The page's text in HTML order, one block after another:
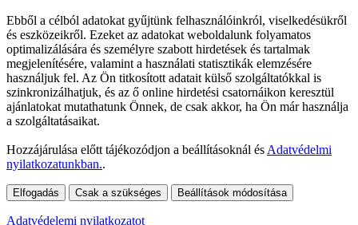
Ebből a célból adatokat gyűjtünk felhasználóinkról, viselkedésükről
és eszközeikről. Ezeket az adatokat weboldalunk folyamatos
optimalizálására és személyre szabott hirdetések és tartalmak
megjelenítésére, valamint a használati statisztikák elemzésére
használjuk fel. Az Ön titkosított adatait külső szolgáltatókkal is
szinkronizálhatjuk, és az ő online hirdetési csatornáikon keresztül
ajánlatokat mutathatunk Önnek, de csak akkor, ha Ön már használja
a szolgáltatásaikat.
Hozzájárulása előtt tájékozódjon a beállításoknál és Adatvédelmi
nyilatkozatunkban..
Elfogadás Csak a szükséges Beállítások módosítása
Adatvédelemi nyilatkozatot